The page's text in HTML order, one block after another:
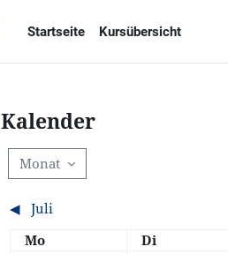
Startseite Kursübersicht
Kalender
Monat
◀︎ Juli
Montag
Mo Dienstag
Di